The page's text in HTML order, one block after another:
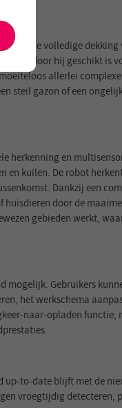
de volledige
waardoor hij geschikt is
allerlei
steil gazon of een
herkenning en
en kuilen. De robot
Dankzij een
door de
gebieden werkt,
mogelijk. Gebruikers
het werkschema
naar-opladen functie,
up-to-date blijft met de
vroegtijdig detecteren,